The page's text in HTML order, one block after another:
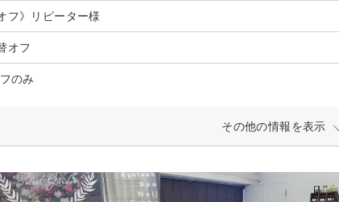
フ》リピーター様
オフ
のみ
その他の情報を表示